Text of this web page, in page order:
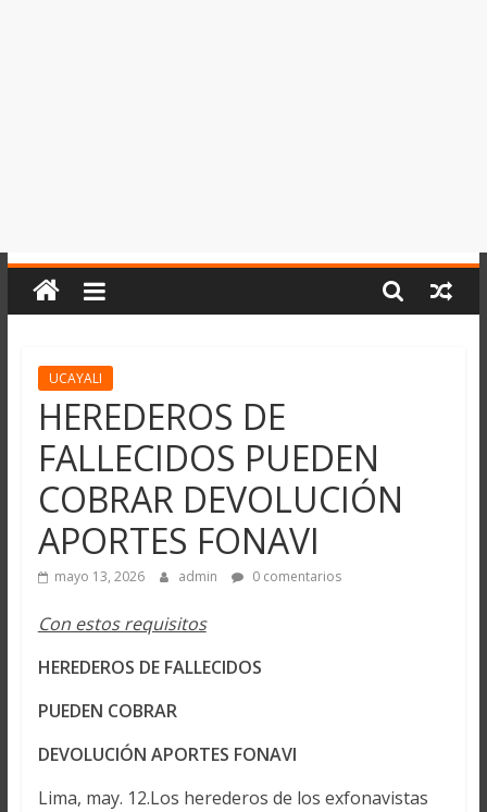
UCAYALI
HEREDEROS DE
FALLECIDOS PUEDEN
COBRAR DEVOLUCIÓN
APORTES FONAVI
mayo 13, 2026 admin 0 comentarios
Con estos requisitos
HEREDEROS DE FALLECIDOS
PUEDEN COBRAR
DEVOLUCIÓN APORTES FONAVI
Lima, may. 12.Los herederos de los exfonavistas